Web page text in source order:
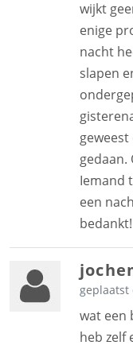
wijkt
enige
nacht
slapen
gedaan.
Iemand
een
bedankt!
geplaatst
wat een
heb zelf